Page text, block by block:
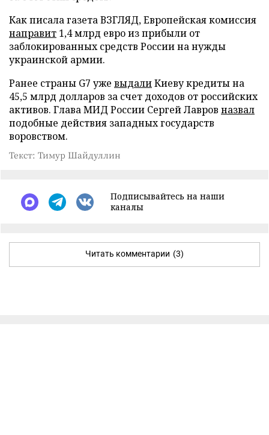
Как писала газета ВЗГЛЯД, Европейская комиссия
направит 1,4 млрд евро из прибыли от
заблокированных средств России на нужды
украинской армии.
Ранее страны G7 уже выдалиКиеву кредиты на
45,5 млрд долларов за счет доходов от российских
активов. Глава МИД России Сергей Лавров назвал
подобные действия западных государств
воровством.
Текст: Тимур Шайдуллин
Подписывайтесь на наши
каналы
Читать комментарии (3)